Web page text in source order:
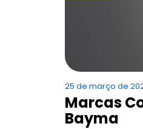
25 de março de
Marcas
Bayma